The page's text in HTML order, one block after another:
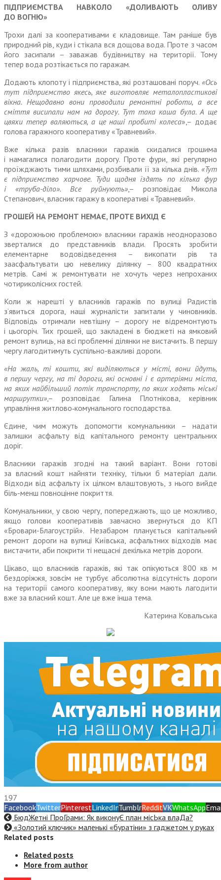
ПІДПРИЄМСТВА НАВКОЛО «ДОЛИВАЮТЬ ОЛИВУ
ДО ВОГНЮ»
Трохи далі за кооперативами є кладовище. Там раніше був
природний рів, куди і стікала вся дощова вода. Проте з часом
його засипали – заважав будівництву на території. Тому
тепер вода розтікається по гаражам.
Додають клопоту і підприємства, які розташовані поруч. «Ось
тут підприємство якесь, яке виготовляє металопластикові
вікна. Нещодавно вони проводили ремонтні роботи, а все
сміття висипали нам на дорогу. Тут така каша була. А ще
цвяхи тепер валяються, а це наші пробиті колеса»,– додає
голова гаражного кооперативу «Травневий».
Вже кілька разів власники гаражів скидалися грошима
і намагалися полагодити дорогу. Проте фури, які регулярно
проїжджають тими шляхами, розбивали її за кілька днів. «Тут
є підприємство харчове. Туди щодня їздять по кілька фур
і «труба-діло». Все руйнують»,– розповідає Микола
Степанович, власник гаражу в кооперативі «Травневий».
ГРОШЕЙ НА РЕМОНТ НЕМАЄ, ПРОТЕ ВИХІД Є
З «дорожньою проблемою» власники гаражів неодноразово
зверталися до представників влади. Просять зробити
елементарне водовідведення – викопати рів та
заасфальтувати цю невелику ділянку – 800 квадратних
метрів. Самі ж ремонтувати не хочуть через непроханих
чотириколісних гостей.
Коли ж нарешті у власників гаражів по вулиці Радистів
з’явиться дорога, наші журналісти запитали у чиновників.
Відповідь отримали невтішну – дорогу не відремонтують
і цьогоріч. Тих грошей, що закладені в бюджеті на ямковий
ремонт вулиць, на всі проблемні ділянки не вистачить. В першу
чергу лагодитимуть суспільно-важливі дороги.
«На жаль, ті кошти, які виділяються у місті, вони йдуть,
в першу чергу, на ті дороги, які основні і є артеріями міста,
на яких найбільший потік транспорту, по яких ходять міські
маршрутки»,– розповідає Галина Плотнікова, керівник
управління житлово‑комунального господарства.
Єдине, чим можуть допомогти комунальники – надати
залишки асфальту від капітального ремонту центральних
доріг.
Власники гаражів згодні на такий варіант. Вони готові
за власний кошт найняти техніку, тільки б матеріал дали.
Відходи від асфальту їх цілком влаштовують, з нього вийде
біль-менш повноцінне покриття.
Комунальники, у свою чергу, попереджають, що це можливо,
якщо голови кооперативів завчасно звернуться до КП
«Бровари-Благоустрій». Незабаром планується капітальний
ремонт дороги на вулиці Київська, асфальтних відходів має
вистачити, аби покрити ті нещасні декілька метрів дороги.
Цікаво, що власників гаражів, які так опікуються 800 кв м
бездоріжжя, зовсім не турбує абсолютна відсутність дороги
на території самого кооперативу, яку вони мають лагодити
вже за власний кошт. Але це вже інша тема.
Катерина Ковальська
197
FacebookTwitterPinterestLinkedInTumblrRedditVKWhatsApp
БюдЖетні ПроГрами: Як виконуЄ план місЬка влаДа?
«Золотий ключик» маленькі «буратіни» з гаджетом у руках
Related posts
Related posts
More from author